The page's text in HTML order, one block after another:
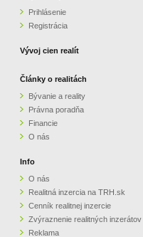
PARTNERI
OBCHODNÉ PODMIENKY
KONTAKT
Prihlásenie
Registrácia
Vývoj cien realít
Články o realitách
Bývanie a reality
Právna poradňa
Financie
O nás
Info
O nás
Realitná inzercia na TRH.sk
Cenník realitnej inzercie
Zvýraznenie realitných inzerátov
Reklama